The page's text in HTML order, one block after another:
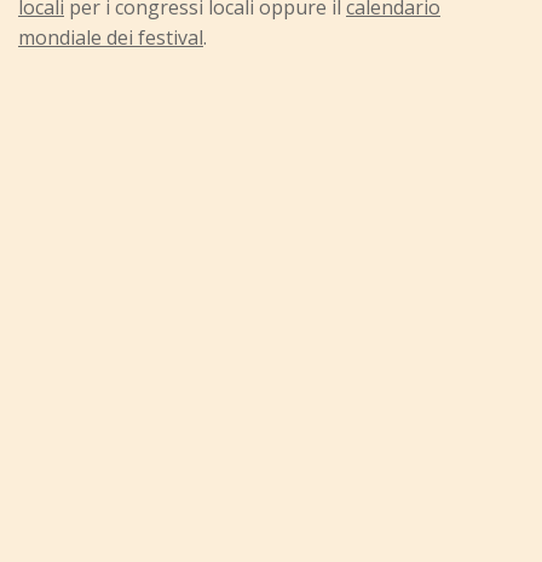
locali per i congressi locali oppure il calendario
mondiale dei festival.